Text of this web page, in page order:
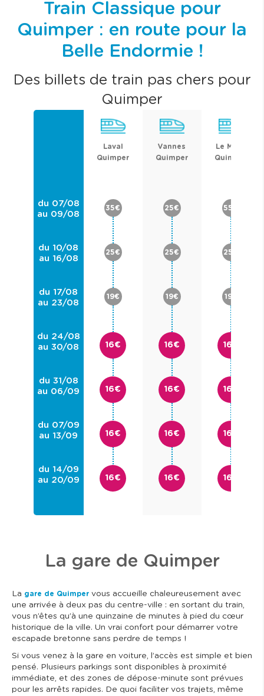
Train Classique pour
Quimper : en route pour la
Belle Endormie !
Des billets de train pas chers pour
Quimper
du 07/08
au 09/08
du 10/08
au 16/08
du 17/08
au 23/08
du 24/08
au 30/08
du 31/08
au 06/09
du 07/09
au 13/09
du 14/09
au 20/09
Laval
Quimper
35€
25€
19€
16€
16€
16€
16€
Vannes
Quimper
25€
25€
19€
16€
16€
16€
16€
Le Mans
Quimper
55€
25€
19€
16€
16€
16€
16€
La gare de Quimper
La gare de Quimper vous accueille chaleureusement avec
une arrivée à deux pas du centre-ville : en sortant du train,
vous n’êtes qu’à une quinzaine de minutes à pied du cœur
historique de la ville. Un vrai confort pour démarrer votre
escapade bretonne sans perdre de temps !
Si vous venez à la gare en voiture, l’accès est simple et bien
pensé. Plusieurs parkings sont disponibles à proximité
immédiate, et des zones de dépose-minute sont prévues
pour les arrêts rapides. De quoi faciliter vos trajets, même